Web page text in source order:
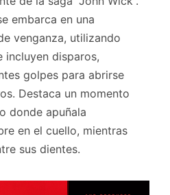
embarca en una
venganza, utilizando
incluyen disparos,
golpes para abrirse
Destaca un momento
donde apuñala
en el cuello, mientras
sus dientes.